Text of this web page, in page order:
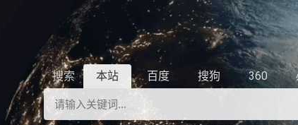
搜索 本站 百度 搜狗 360